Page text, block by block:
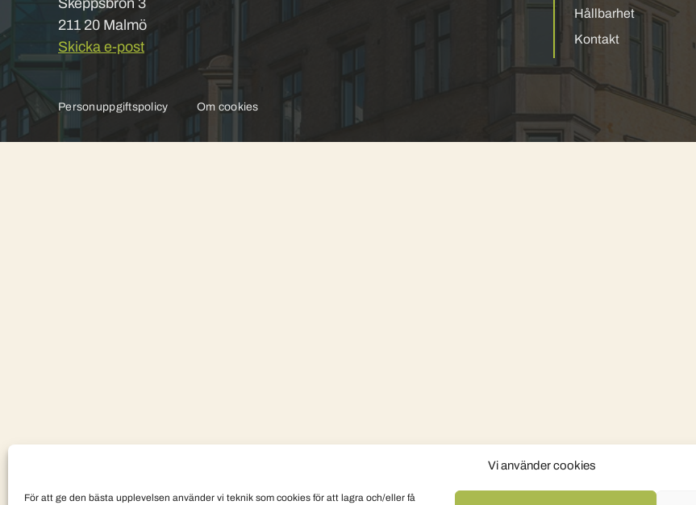
Vi använder cookies
För att ge den bästa upplevelsen använder vi teknik som cookies för att lagra och/eller få
Skeppsbron 3
211 20 Malmö
Skicka e-post
Hållbarhet
Kontakt
Personuppgiftspolicy Om cookies